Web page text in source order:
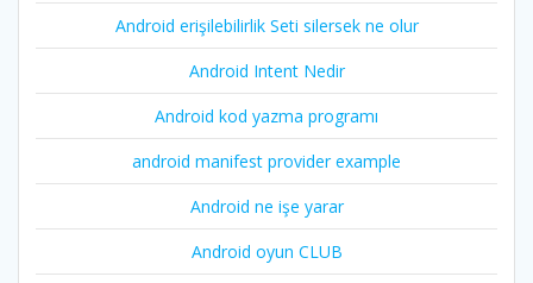
Android erişilebilirlik Seti silersek ne olur
Android Intent Nedir
Android kod yazma programı
android manifest provider example
Android ne işe yarar
Android oyun CLUB